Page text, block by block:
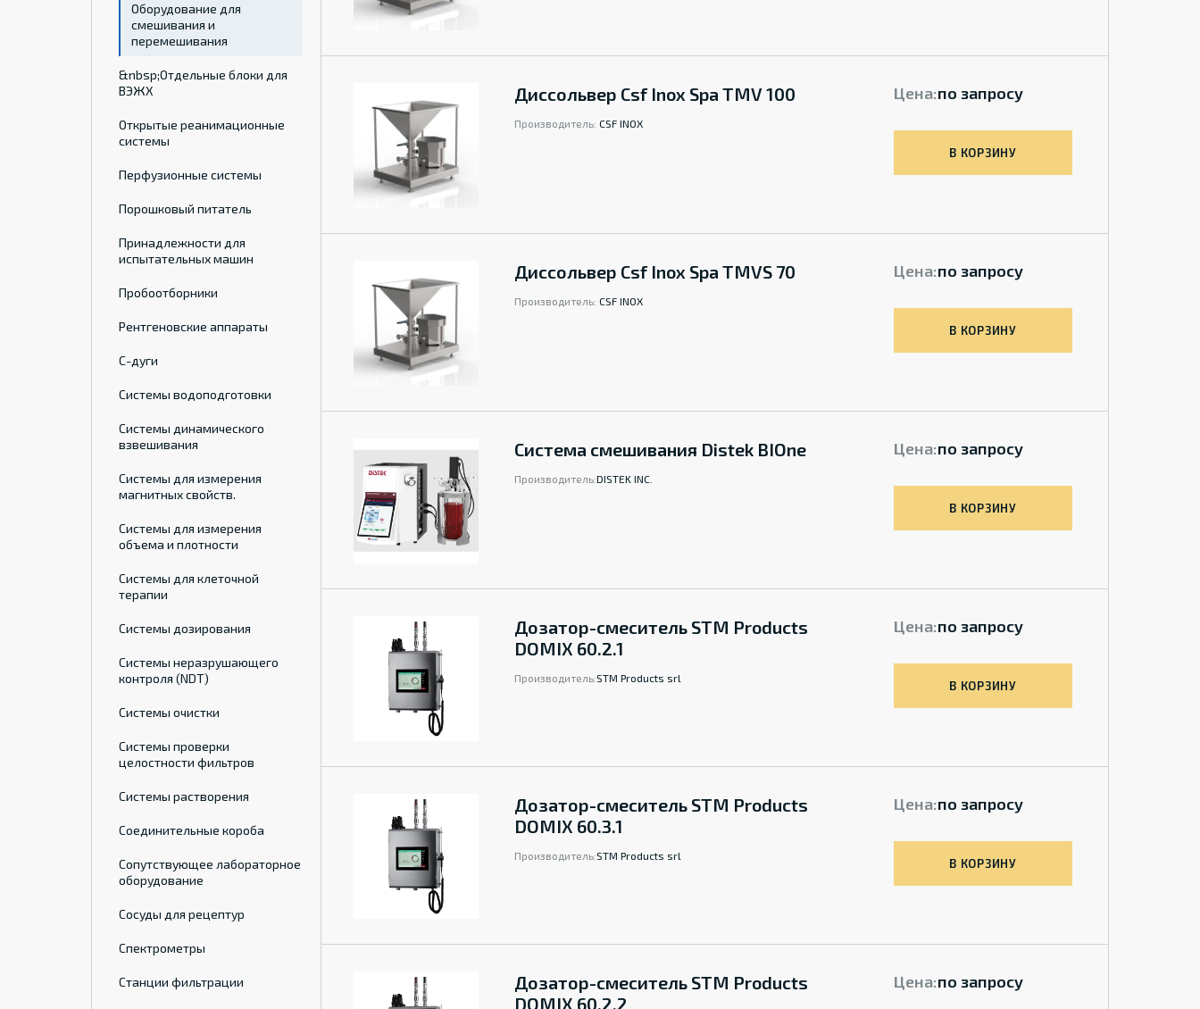
Оборудование для
смешивания и
перемешивания
&nbsp;Отдельные блоки для
ВЭЖХ
Открытые реанимационные
системы
Перфузионные системы
Порошковый питатель
Принадлежности для
испытательных машин
Пробоотборники
Рентгеновские аппараты
С-дуги
Системы водоподготовки
Системы динамического
взвешивания
Системы для измерения
магнитных свойств.
Системы для измерения
объема и плотности
Системы для клеточной
терапии
Системы дозирования
Системы неразрушающего
контроля (NDT)
Системы очистки
Системы проверки
целостности фильтров
Системы растворения
Соединительные короба
Сопутствующее лабораторное
оборудование
Сосуды для рецептур
Спектрометры
Станции фильтрации
Диссольвер Csf Inox Spa TMV 100
Производитель: CSF INOX
Цена:по запросу
В КОРЗИНУ
Диссольвер Csf Inox Spa TMVS 70
Производитель: CSF INOX
Цена:по запросу
В КОРЗИНУ
Система смешивания Distek BIOne
Производитель:DISTEK INC.
Цена:по запросу
В КОРЗИНУ
Дозатор-смеситель STM Products
DOMIX 60.2.1
Производитель:STM Products srl
Цена:по запросу
В КОРЗИНУ
Дозатор-смеситель STM Products
DOMIX 60.3.1
Производитель:STM Products srl
Цена:по запросу
В КОРЗИНУ
Дозатор-смеситель STM Products
DOMIX 60.2.2
Цена:по запросу